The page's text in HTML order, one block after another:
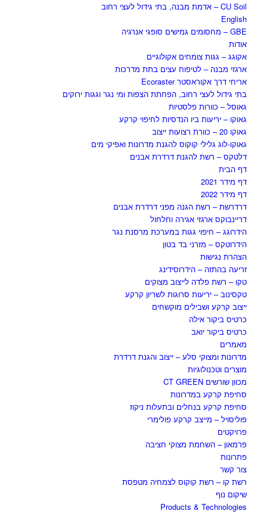
CU Soil – אדמת מבנה, בתי גידול לעצי רחוב
English
GBE – מחסומים גמישים סופגי אנרגיה
אודות
אקוגג – גגות צומחים אקולוגיים
ארגזי מבנה – לטיפוח עצים בתת מדרכות
אריחי דרך אקוראסטר Ecoraster
בתי גידול לעצי רחוב, הפחתת הצפות ומי נגר וגגות ירוקים
גאוסל – כוורות פלסטיות
גאוקו – יריעות ביו הנדסיות לחיפוי קרקע
גאוקו 20 – כוורת רצועות ייצוב
גאוקו-לוג גלילי קוקוס להגנת מדרונות ואפיקי מים
דלטקס – רשת להגנת דרדרת אבנים
דף הבית
דף מידר 2021
דף מידר 2022
דרדרשת – רשת הגנה מפני דרדרת אבנים
דריינבוקס ארגזי אגירה וחלחול
הידרוגג – חיפוי גגות במערכת מרסנת נגר
הידרוטקס – מזרני בד בטון
הצהרת נגישות
זריעה בהתזה – הידרוסידינג
טקו – רשת פלדה לייצוב מצוקים
טקסינוב – יריעות סרוגות לשריון קרקע
ייצוב קרקע ושבילים מוקשחים
כרטיס ביקור אילה
כרטיס ביקור יואב
מאמרים
מדרונות ומצוקי סלע – ייצוב והגנת דרדרת
מוצרים וטכנולוגיות
מכוון שורשים CT GREEN
סחיפת קרקע במדרונות
סחיפת קרקע בנחלים ובתעלות ניקוז
פוליסויל – מייצב קרקע פולימרי
פרויקטים
פרמאון – השחמת מצוקי חציבה
פתרונות
צור קשר
רשת קו – רשת קוקוס לצמחיה מטפסת
שיקום נוף
Products & Technologies